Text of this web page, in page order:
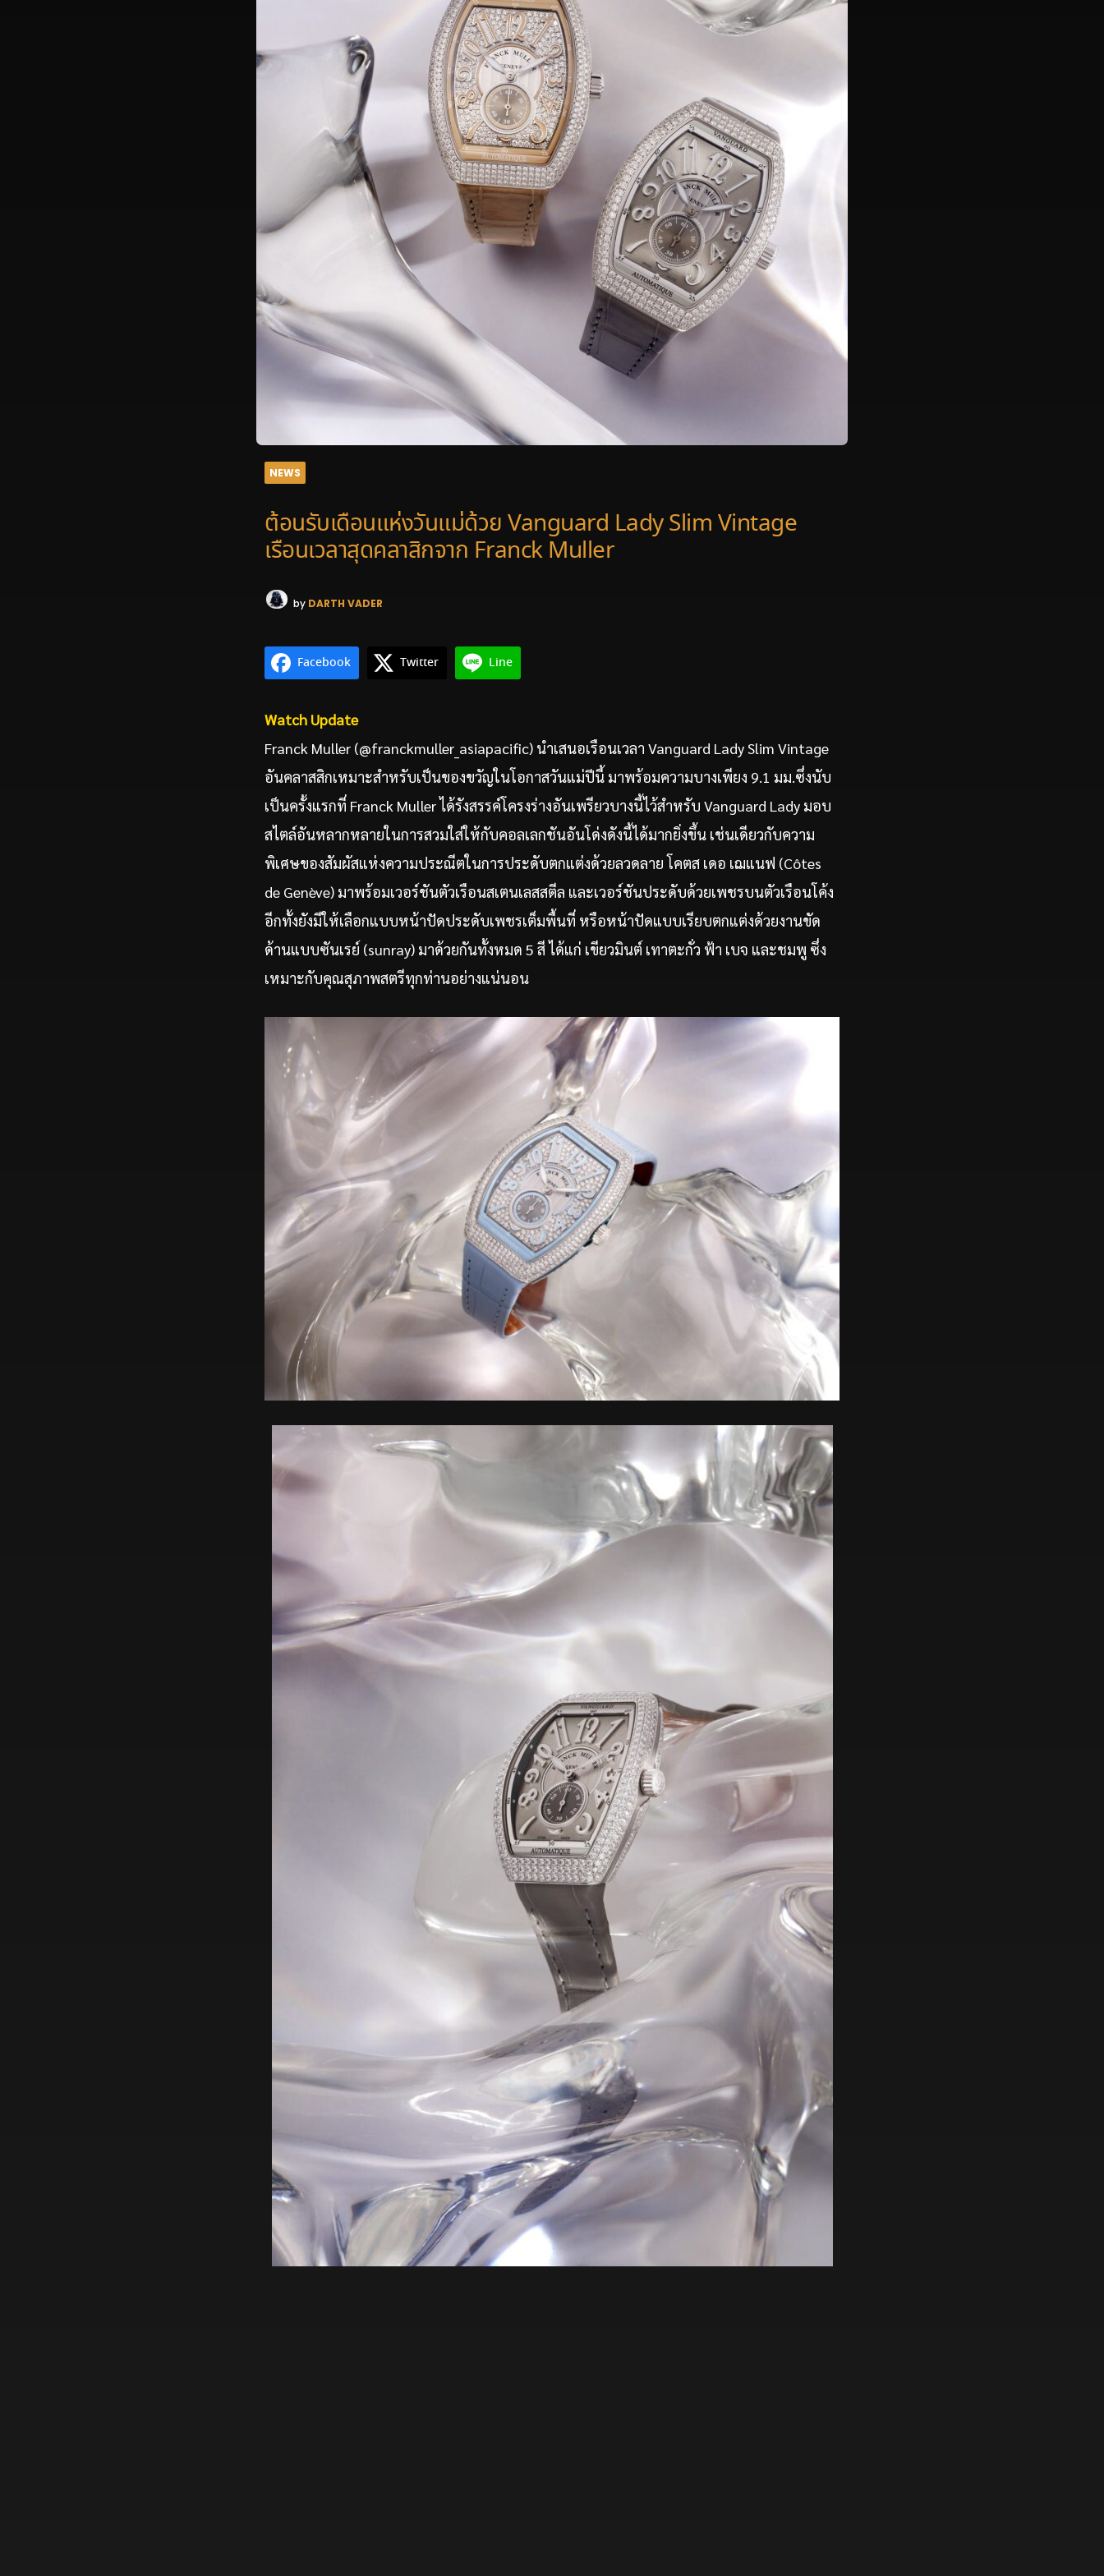
NEWS
ต้อนรับเดือนแห่งวันแม่ด้วย Vanguard Lady Slim Vintage
เรือนเวลาสุดคลาสิกจาก Franck Muller
by DARTH VADER
Facebook Twitter Line
Watch Update
Franck Muller (@franckmuller_asiapacific) นำเสนอเรือนเวลา Vanguard Lady Slim Vintage
อันคลาสสิกเหมาะสำหรับเป็นของขวัญในโอกาสวันแม่ปีนี้ มาพร้อมความบางเพียง 9.1 มม.ซึ่งนับ
เป็นครั้งแรกที่ Franck Muller ได้รังสรรค์โครงร่างอันเพรียวบางนี้ไว้สำหรับ Vanguard Lady มอบ
สไตล์อันหลากหลายในการสวมใส่ให้กับคอลเลกชันอันโด่งดังนี้ได้มากยิ่งขึ้น เช่นเดียวกับความ
พิเศษของสัมผัสแห่งความประณีตในการประดับตกแต่งด้วยลวดลาย โคตส เดอ เฌแนฟ (Côtes
de Genève) มาพร้อมเวอร์ชันตัวเรือนสเตนเลสสตีล และเวอร์ชันประดับด้วยเพชรบนตัวเรือนโค้ง
อีกทั้งยังมีให้เลือกแบบหน้าปัดประดับเพชรเต็มพื้นที่ หรือหน้าปัดแบบเรียบตกแต่งด้วยงานขัด
ด้านแบบซันเรย์ (sunray) มาด้วยกันทั้งหมด 5 สี ได้แก่ เขียวมินต์ เทาตะกั่ว ฟ้า เบจ และชมพู ซึ่ง
เหมาะกับคุณสุภาพสตรีทุกท่านอย่างแน่นอน